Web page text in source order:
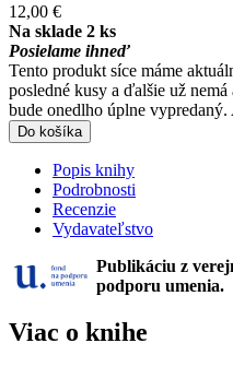
12,00 €
Na sklade 2 ks
Posielame ihneď
Tento produkt síce máme
posledné kusy a ďalšie už
bude onedlho úplne
Do košíka
Popis knihy
Podrobnosti
Recenzie
Vydavateľstvo
Publikáciu z
podporu umenia.
Viac o knihe